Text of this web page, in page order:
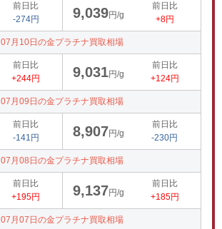
前日比
-274円
9,039円/g
前日比
+8円
07月10日の金プラチナ買取相場
前日比
+244円
9,031円/g
前日比
+124円
07月09日の金プラチナ買取相場
前日比
-141円
8,907円/g
前日比
-230円
07月08日の金プラチナ買取相場
前日比
+195円
9,137円/g
前日比
+185円
07月07日の金プラチナ買取相場